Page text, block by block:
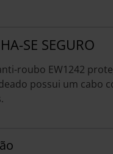
SE SEGURO
roubo EW1242
possui um cabo